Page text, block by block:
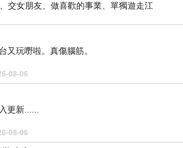
交女朋友、做喜歡的事業、單獨遊走江
又玩嘢啦。真傷腦筋。
08-06
更新......
08-06